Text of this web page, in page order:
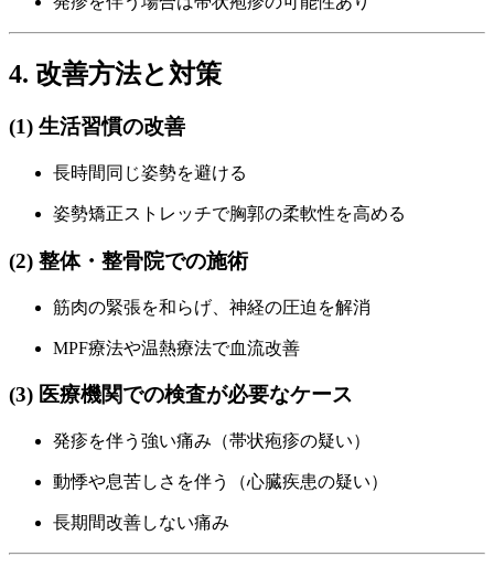
4. 改善方法と対策
(1) 生活習慣の改善
長時間同じ姿勢を避ける
姿勢矯正ストレッチで胸郭の柔軟性を高める
(2) 整体・整骨院での施術
筋肉の緊張を和らげ、神経の圧迫を解消
MPF療法や温熱療法で血流改善
(3) 医療機関での検査が必要なケース
発疹を伴う強い痛み（帯状疱疹の疑い）
動悸や息苦しさを伴う（心臓疾患の疑い）
長期間改善しない痛み